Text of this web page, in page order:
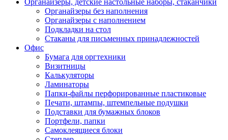
Органайзеры, детские настольные наборы, стаканчики
Органайзеры без наполнения
Органайзеры с наполнением
Подкладки на стол
Стаканы для письменных принадлежностей
Офис
Бумага для оргтехники
Визитницы
Калькуляторы
Ламинаторы
Папки-файлы перфорированные пластиковые
Печати, штампы, штемпельные подушки
Подставки для бумажных блоков
Портфели, папки
Самоклеящиеся блоки